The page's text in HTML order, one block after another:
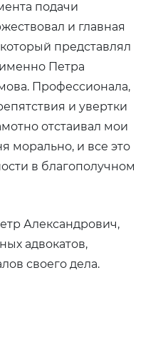
подачи
и главная
который представлял
Петра
Профессионала,
и увертки
отстаивал мои
морально, и все это
в благополучном
Александрович,
адвокатов,
своего дела.